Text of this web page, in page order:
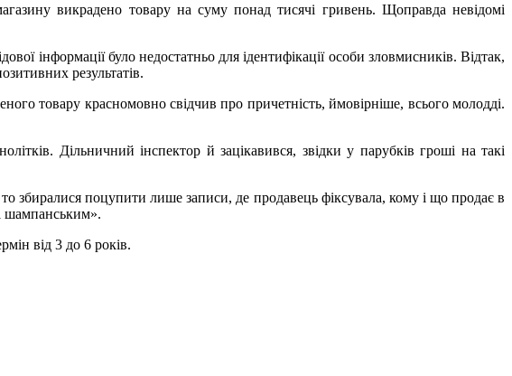
викрадено товару на суму понад тисячі гривень. Щоправда невідомі
інформації було недостатньо для ідентифікації особи зловмисників. Відтак,
результатів.
товару красномовно свідчив про причетність, ймовірніше, всього молодді.
Дільничний інспектор й зацікавився, звідки у парубків гроші на такі
збиралися поцупити лише записи, де продавець фіксувала, кому і що продає в
шампанським».
від 3 до 6 років.